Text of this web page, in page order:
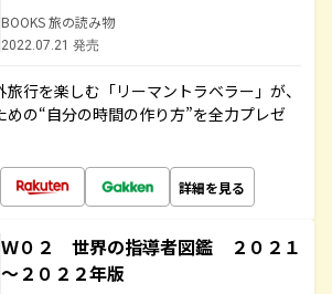
BOOKS 旅の読み物
2022.07.21 発売
行を楽しむ「リーマントラベラー」が、
めの“自分の時間の作り方”を全力プレゼ
詳細を見る
Ｗ０２ 世界の指導者図鑑 ２０２１
～２０２２年版